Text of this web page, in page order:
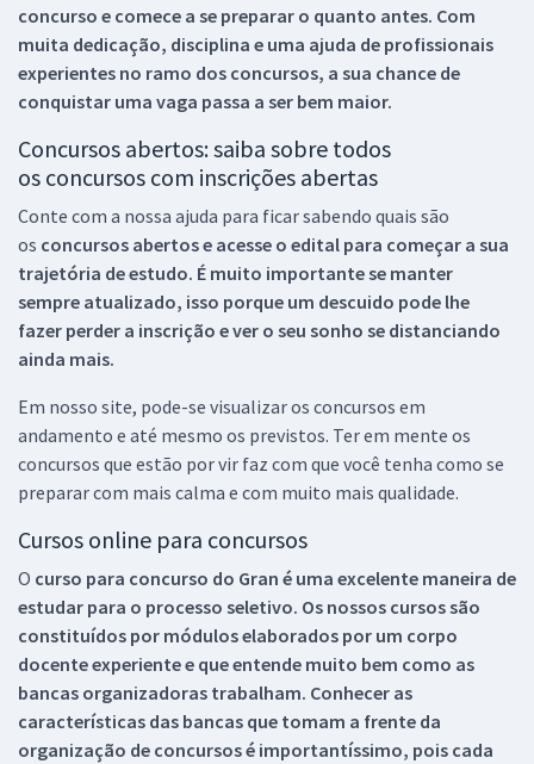
concurso e comece a se preparar o quanto antes. Com
muita dedicação, disciplina e uma ajuda de profissionais
experientes no ramo dos concursos, a sua chance de
conquistar uma vaga passa a ser bem maior.
Concursos abertos: saiba sobre todos
os concursos com inscrições abertas
Conte com a nossa ajuda para ficar sabendo quais são
os concursos abertos e acesse o edital para começar a sua
trajetória de estudo. É muito importante se manter
sempre atualizado, isso porque um descuido pode lhe
fazer perder a inscrição e ver o seu sonho se distanciando
ainda mais.
Em nosso site, pode-se visualizar os concursos em
andamento e até mesmo os previstos. Ter em mente os
concursos que estão por vir faz com que você tenha como se
preparar com mais calma e com muito mais qualidade.
Cursos online para concursos
O curso para concurso do Gran é uma excelente maneira de
estudar para o processo seletivo. Os nossos cursos são
constituídos por módulos elaborados por um corpo
docente experiente e que entende muito bem como as
bancas organizadoras trabalham. Conhecer as
características das bancas que tomam a frente da
organização de concursos é importantíssimo, pois cada